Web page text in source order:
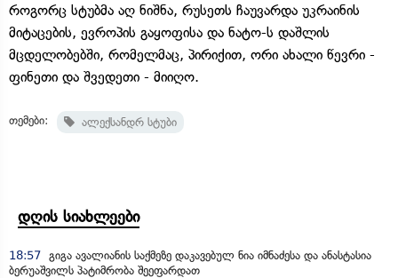
როგორც სტუბმა აღ ნიშნა, რუსეთს ჩაუვარდა უკრაინის
მიტაცების, ევროპის გაყოფისა და ნატო-ს დაშლის
მცდელობებში, რომელმაც, პირიქით, ორი ახალი წევრი -
ფინეთი და შვედეთი - მიიღო.
თემები: ალექსანდრ სტუბი
დღის სიახლეები
18:57 გიგა ავალიანის საქმეზე დაკავებულ ნია იმნაძესა და ანასტასია
ბერუაშვილს პატიმრობა შეეფარდათ